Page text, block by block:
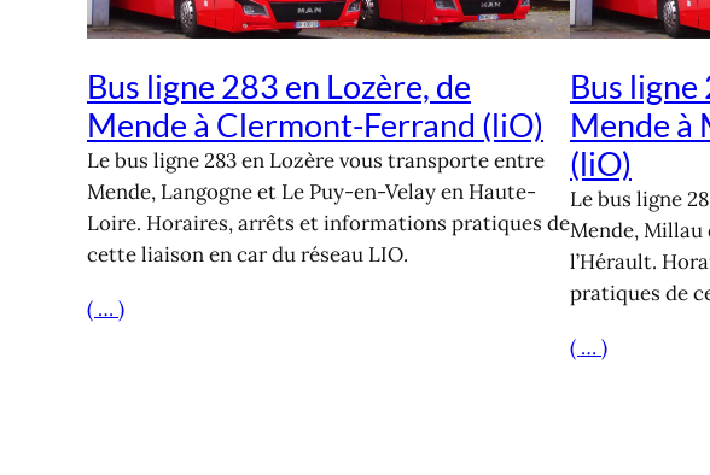
Bus ligne 283 en Lozère, de
Mende à Clermont-Ferrand (liO)
Le bus ligne 283 en Lozère vous transporte entre
Mende, Langogne et Le Puy-en-Velay en Haute-
Loire. Horaires, arrêts et informations pratiques de
cette liaison en car du réseau LIO.
( … )
Bus ligne
Mende à
(liO)
Le bus ligne
Mende, Millau
l’Hérault.
pratiques de
( … )